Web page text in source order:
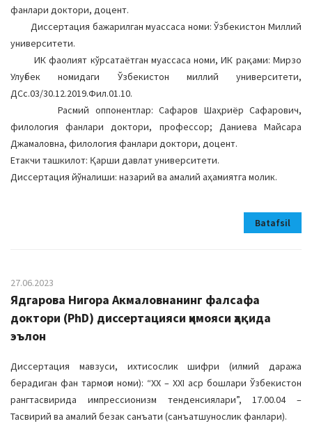
фанлари доктори, доцент.
Диссертация бажарилган муассаса номи: Ўзбекистон Миллий
университети.
ИК фаолият кўрсатаётган муассаса номи, ИК рақами: Мирзо
Улуғбек номидаги Ўзбекистон миллий университети,
ДСc.03/30.12.2019.Фил.01.10.
Расмий оппонентлар: Сафаров Шаҳриёр Сафарович,
филология фанлари доктори, профессор; Даниева Майсара
Джамаловна, филология фанлари доктори, доцент.
Етакчи ташкилот: Қарши давлат университети.
Диссертация йўналиши: назарий ва амалий аҳамиятга молик.
Batafsil
27.06.2023
Ядгарова Нигора Акмаловнанинг фалсафа
доктори (PhD) диссертацияси ҳимояси ҳақида
эълон
Диссертация мавзуси, ихтисослик шифри (илмий даража
берадиган фан тармоғи номи): “ХХ – ХХI аср бошлари Ўзбекистон
рангтасвирида импрессионизм тенденсиялари”, 17.00.04 –
Тасвирий ва амалий безак санъати (санъатшунослик фанлари).